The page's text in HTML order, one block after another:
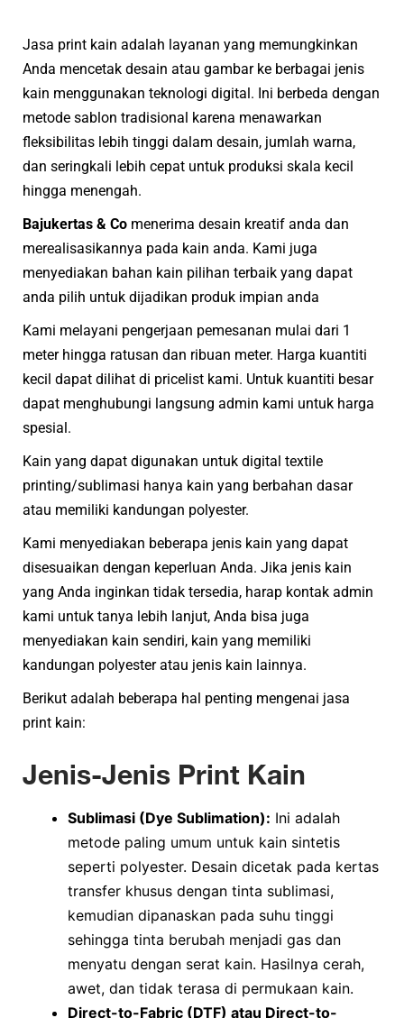
Jasa print kain adalah layanan yang memungkinkan
Anda mencetak desain atau gambar ke berbagai jenis
kain menggunakan teknologi digital. Ini berbeda dengan
metode sablon tradisional karena menawarkan
fleksibilitas lebih tinggi dalam desain, jumlah warna,
dan seringkali lebih cepat untuk produksi skala kecil
hingga menengah.
Bajukertas & Co menerima desain kreatif anda dan
merealisasikannya pada kain anda. Kami juga
menyediakan bahan kain pilihan terbaik yang dapat
anda pilih untuk dijadikan produk impian anda
Kami melayani pengerjaan pemesanan mulai dari 1
meter hingga ratusan dan ribuan meter. Harga kuantiti
kecil dapat dilihat di pricelist kami. Untuk kuantiti besar
dapat menghubungi langsung admin kami untuk harga
spesial.
Kain yang dapat digunakan untuk digital textile
printing/sublimasi hanya kain yang berbahan dasar
atau memiliki kandungan polyester.
Kami menyediakan beberapa jenis kain yang dapat
disesuaikan dengan keperluan Anda. Jika jenis kain
yang Anda inginkan tidak tersedia, harap kontak admin
kami untuk tanya lebih lanjut, Anda bisa juga
menyediakan kain sendiri, kain yang memiliki
kandungan polyester atau jenis kain lainnya.​
Berikut adalah beberapa hal penting mengenai jasa
print kain:
Jenis-Jenis Print Kain
Sublimasi (Dye Sublimation): Ini adalah
metode paling umum untuk kain sintetis
seperti polyester. Desain dicetak pada kertas
transfer khusus dengan tinta sublimasi,
kemudian dipanaskan pada suhu tinggi
sehingga tinta berubah menjadi gas dan
menyatu dengan serat kain. Hasilnya cerah,
awet, dan tidak terasa di permukaan kain.
Direct-to-Fabric (DTF) atau Direct-to-